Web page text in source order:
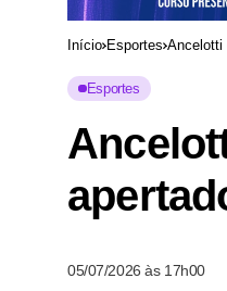
Início Esportes Ancelotti
Esportes
05/07/2026 às 17h00